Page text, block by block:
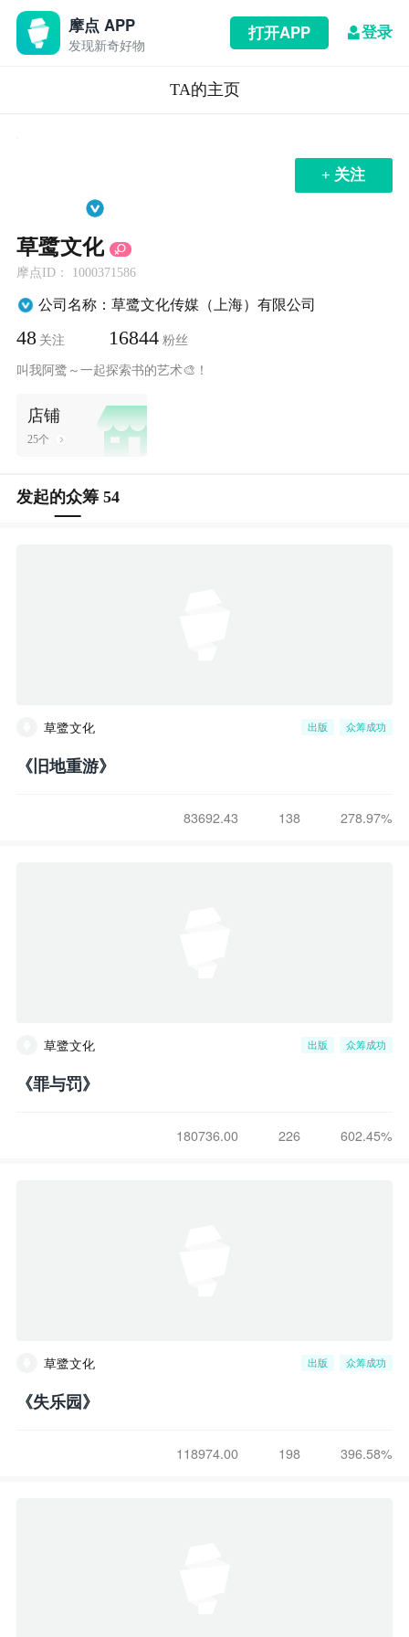
摩点 APP
发现新奇好物
打开APP 登录
TA的主页
+ 关注
草鹭文化
摩点ID： 1000371586
公司名称：草鹭文化传媒（上海）有限公司
48 关注 16844 粉丝
叫我阿鹭～一起探索书的艺术🎨！
店铺
25个
发起的众筹 54
草鹭文化 出版 众筹成功
《旧地重游》
83692.43 138 278.97%
草鹭文化 出版 众筹成功
《罪与罚》
180736.00 226 602.45%
草鹭文化 出版 众筹成功
《失乐园》
118974.00 198 396.58%